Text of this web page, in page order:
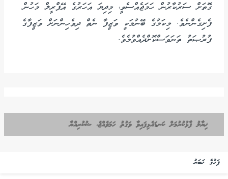
ގޮތަށް ސަރުކާރުން ހަމަޖެއްސެވީ، މިދިޔަ އަހަރުގެ އޭޕްރީލް މަހުން
ފެށިގެންނެވެ. މިކަމުގެ ބޭނުމަކީ ވަޒީފާ ނެތް ދިވެހިންނަށް ވަޒީފާގެ
ފުރުޞަތު ތަނަވަސްކޮށްދެއްވުމެވެ.
ޚިޔާލު ފާޅުކުރުމަށް ކަނޑައެޅިފައިވާ ވަގުތު ހަމަވެއްޖެ، ޝުކުރިއްޔާ
ފަހުގެ ޚަބަރު